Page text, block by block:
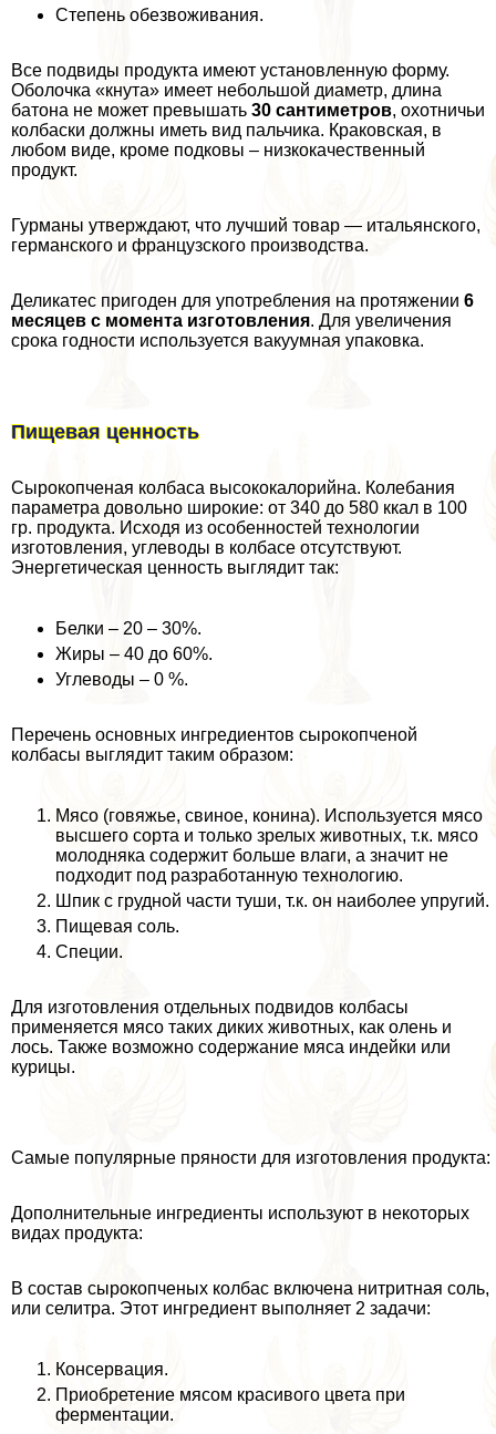
Степень обезвоживания.
Все подвиды продукта имеют установленную форму.
Оболочка «кнута» имеет небольшой диаметр, длина
батона не может превышать 30 сантиметров, охотничьи
колбаски должны иметь вид пальчика. Кpaковская, в
любом виде, кроме подковы – низкокачественный
продукт.
Гурманы утверждают, что лучший товар — итальянского,
германского и французского производства.
Деликатес пригоден для употрeбления на протяжении 6
месяцев с момента изготовления. Для увеличения
срока годности используется вакуумная упаковка.
Пищевая ценность
Сырокопченая колбаса высококалорийна. Колебания
параметра довольно широкие: от 340 до 580 ккал в 100
гр. продукта. Исходя из особенностей технологии
изготовления, углеводы в колбасе отсутствуют.
Энергетическая ценность выглядит так:
Белки – 20 – 30%.
Жиры – 40 до 60%.
Углеводы – 0 %.
Перечень основных ингредиентов сырокопченой
колбасы выглядит таким образом:
Мясо (говяжье, свиное, конина). Используется мясо
высшего сорта и только зрелых животных, т.к. мясо
молодняка содержит больше влаги, а значит не
подходит под разработанную технологию.
Шпик с грудной части туши, т.к. он наиболее упругий.
Пищевая соль.
Специи.
Для изготовления отдельных подвидов колбасы
применяется мясо таких диких животных, как олень и
лось. Также возможно содержание мяса индейки или
курицы.
Самые популярные пряности для изготовления продукта:
Дополнительные ингредиенты используют в некоторых
видах продукта:
В состав сырокопченых колбас включена нитритная соль,
или селитра. Этот ингредиент выполняет 2 задачи:
Консервация.
Приобретение мясом красивого цвета при
ферментации.